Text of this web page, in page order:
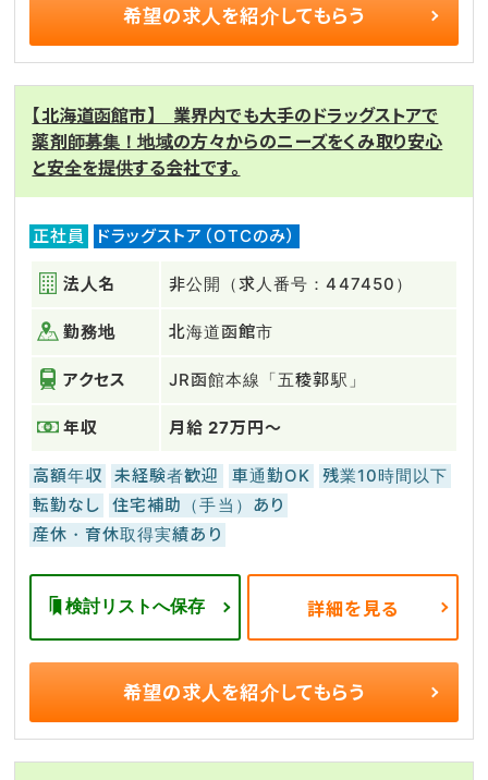
希望の求人を紹介してもらう
【北海道函館市】 業界内でも大手のドラッグストアで
薬剤師募集！地域の方々からのニーズをくみ取り安心
と安全を提供する会社です。
正社員 ドラッグストア（OTCのみ）
法人名 非公開（求人番号：447450）
勤務地 北海道函館市
アクセス JR函館本線「五稜郭駅」
年収 月給 27万円～
高額年収 未経験者歓迎 車通勤OK
残業10時間以下
転勤なし
住宅補助（手当）あり
産休・育休取得実績あり
検討リストへ保存 詳細を見る
希望の求人を紹介してもらう